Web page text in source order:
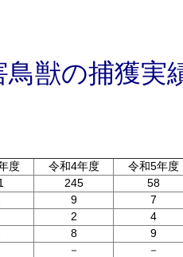
鳥獣の捕獲実
度 令和4年度
令和5年度
245
58
9
7
2
4
8
9
－
－